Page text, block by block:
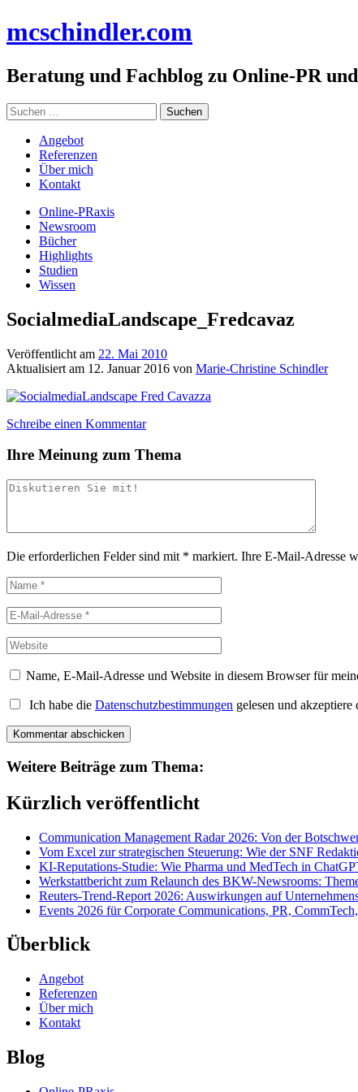
Inhalt
mcschindler.com
Beratung und Fachblog zu Online-PR
Suchen
nach:
Angebot
Referenzen
Über mich
Kontakt
Online-PRaxis
Newsroom
Bücher
Highlights
Studien
Wissen
SocialmediaLandscape_Fredcavaz
Veröffentlicht am 22. Mai 2010
Aktualisiert am 12. Januar 2016 von Marie-Christine Schindler
Schreibe einen Kommentar
Ihre Meinung zum Thema
Die erforderlichen Felder sind mit * markiert. Ihre E-Mail-Adresse
Name, E-Mail-Adresse und Website in diesem Browser für
Ich habe die Datenschutzbestimmungen gelesen und akzeptiere
Weitere Beiträge zum Thema:
Kürzlich veröffentlicht
Communication Management Radar 2026: Von der
Vom Excel zur strategischen Steuerung: Wie der SNF
KI-Reputations-Studie: Wie Pharma und MedTech in
Werkstattbericht zum Relaunch des BKW-Newsrooms:
Reuters-Trend-Report 2026: Auswirkungen auf
Events 2026 für Corporate Communications, PR,
Überblick
Angebot
Referenzen
Über mich
Kontakt
Blog